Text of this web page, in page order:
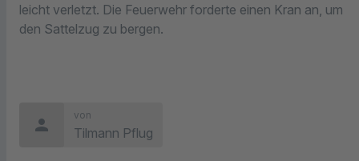
leicht verletzt. Die Feuerwehr forderte einen Kran an, um
den Sattelzug zu bergen.
person
von
Tilmann Pflug